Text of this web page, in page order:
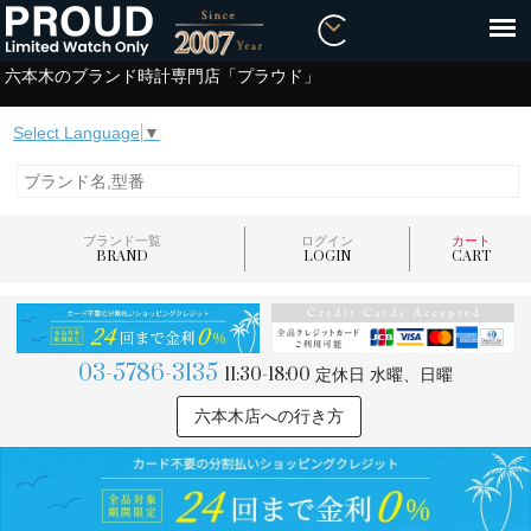
六本木のブランド時計専門店「プラウド」
Select Language ▼
ブランド一覧
BRAND
ログイン
LOGIN
カート
CART
03-5786-3135 11:30-18:00 定休日 水曜、日曜
六本木店への行き方